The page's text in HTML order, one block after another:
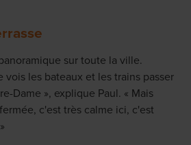
sur toute la ville.
vois les bateaux et les trains passer
Dame », explique Paul. « Mais
c'est très calme ici, c'est